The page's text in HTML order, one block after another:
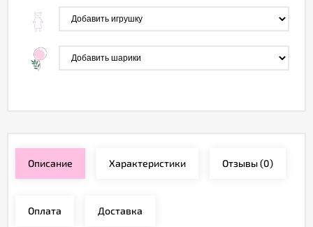
Описание Характеристики Отзывы(0)
Оплата Доставка